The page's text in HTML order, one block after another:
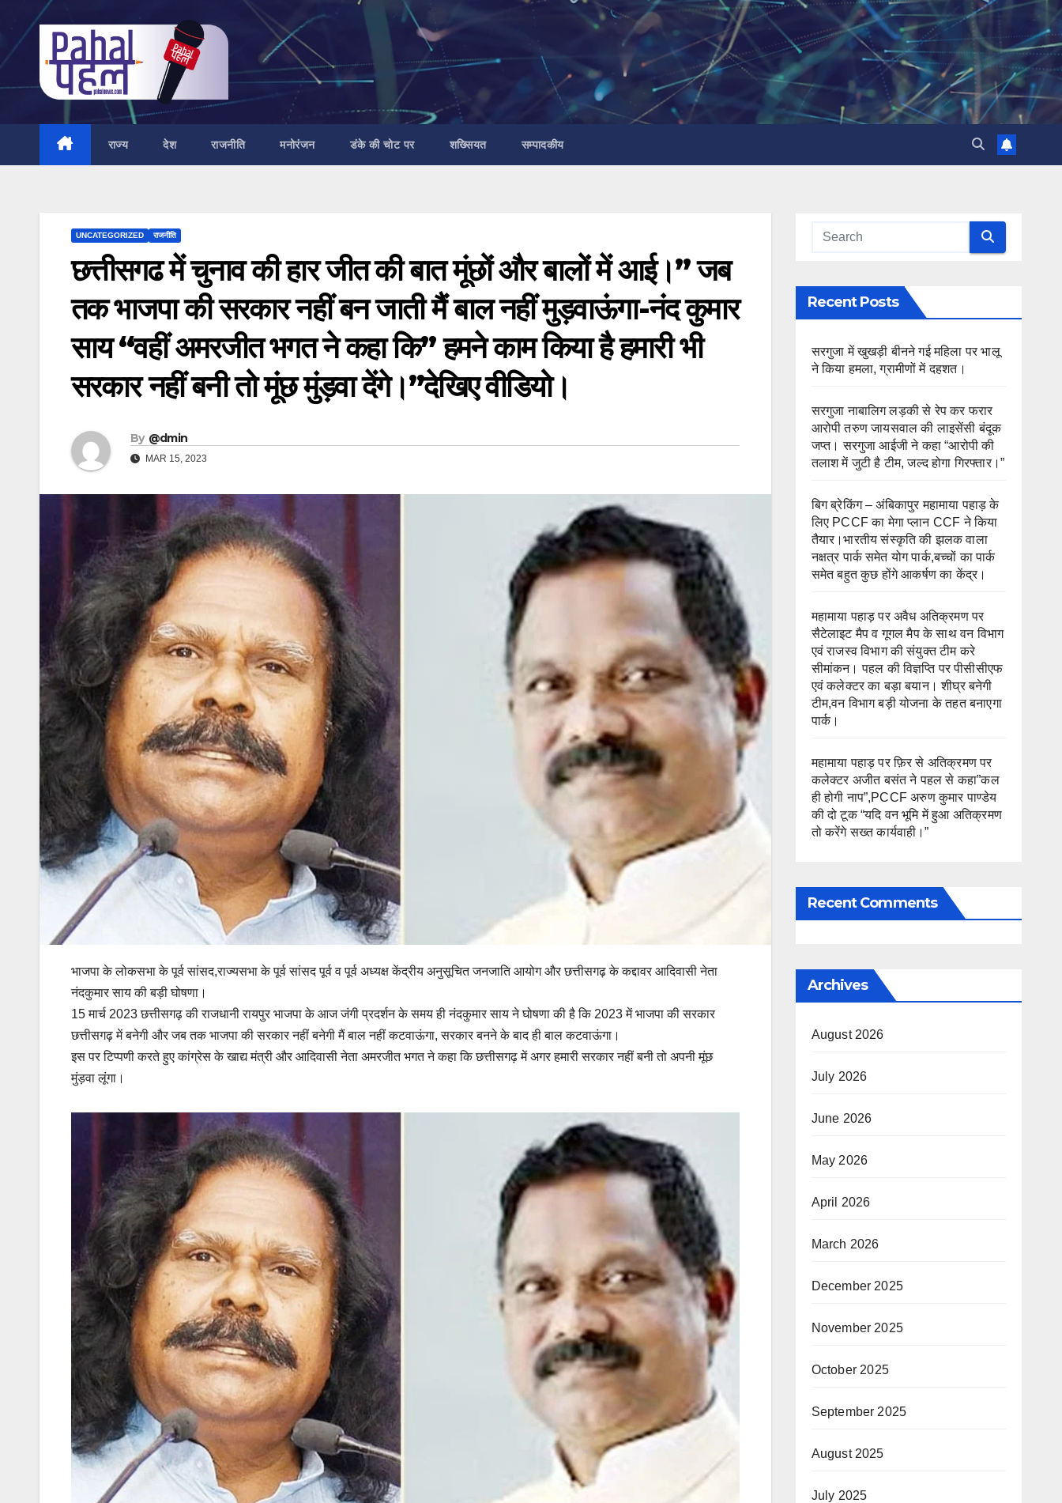
content
राज्य देश राजनीति मनोरंजन डंके की चोट पर शख्सियत सम्पादकीय
UNCATEGORIZED राजनीति
छत्तीसगढ में चुनाव की हार जीत की बात मूंछों और बालों में आई।” जब
तक भाजपा की सरकार नहीं बन जाती मैं बाल नहीं मुड़वाऊंगा-नंद कुमार
साय “वहीं अमरजीत भगत ने कहा कि” हमने काम किया है हमारी भी
सरकार नहीं बनी तो मूंछ मुंड़वा देंगे।”देखिए वीडियो।
By @dmin
MAR 15, 2023
भाजपा के लोकसभा के पूर्व सांसद,राज्यसभा के पूर्व सांसद पूर्व व पूर्व अध्यक्ष केंद्रीय अनुसूचित जनजाति आयोग और छत्तीसगढ़ के कद्दावर आदिवासी नेता
नंदकुमार साय की बड़ी घोषणा।
15 मार्च 2023 छत्तीसगढ़ की राजधानी रायपुर भाजपा के आज जंगी प्रदर्शन के समय ही नंदकुमार साय ने घोषणा की है कि 2023 में भाजपा की सरकार
छत्तीसगढ़ में बनेगी और जब तक भाजपा की सरकार नहीं बनेगी मैं बाल नहीं कटवाऊंगा, सरकार बनने के बाद ही बाल कटवाऊंगा।
इस पर टिप्पणी करते हुए कांग्रेस के खाद्य मंत्री और आदिवासी नेता अमरजीत भगत ने कहा कि छत्तीसगढ़ में अगर हमारी सरकार नहीं बनी तो अपनी मूंछ
मुंड़वा लूंगा।
Recent Posts
सरगुजा में खुखड़ी बीनने गई महिला पर भालू
ने किया हमला, ग्रामीणों में दहशत।
सरगुजा नाबालिग लड़की से रेप कर फरार
आरोपी तरुण जायसवाल की लाइसेंसी बंदूक
जप्त। सरगुजा आईजी ने कहा “आरोपी की
तलाश में जुटी है टीम, जल्द होगा गिरफ्तार।”
बिग ब्रेकिंग – अंबिकापुर महामाया पहाड़ के
लिए PCCF का मेगा प्लान CCF ने किया
तैयार।भारतीय संस्कृति की झलक वाला
नक्षत्र पार्क समेत योग पार्क,बच्चों का पार्क
समेत बहुत कुछ होंगे आकर्षण का केंद्र।
महामाया पहाड़ पर अवैध अतिक्रमण पर
सैटेलाइट मैप व गूगल मैप के साथ वन विभाग
एवं राजस्व विभाग की संयुक्त टीम करे
सीमांकन। पहल की विज्ञप्ति पर पीसीसीएफ
एवं कलेक्टर का बड़ा बयान। शीघ्र बनेगी
टीम,वन विभाग बड़ी योजना के तहत बनाएगा
पार्क।
महामाया पहाड़ पर फ़िर से अतिक्रमण पर
कलेक्टर अजीत बसंत ने पहल से कहा”कल
ही होगी नाप”,PCCF अरुण कुमार पाण्डेय
की दो टूक “यदि वन भूमि में हुआ अतिक्रमण
तो करेंगे सख्त कार्यवाही।”
Recent Comments
Archives
August 2026
July 2026
June 2026
May 2026
April 2026
March 2026
December 2025
November 2025
October 2025
September 2025
August 2025
July 2025